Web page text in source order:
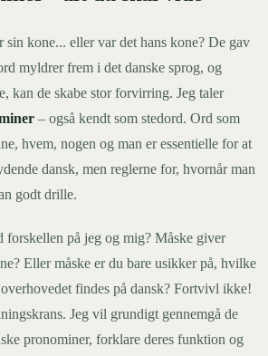
sin kone... eller var det hans kone? De gav
myldrer frem i det danske sprog, og
kan de skabe stor forvirring. Jeg taler
– også kendt som stedord. Ord som
hvem, nogen og man er essentielle for at
dansk, men reglerne for, hvornår man
godt drille.
forskellen på jeg og mig? Måske giver
Eller måske er du bare usikker på, hvilke
findes på dansk? Fortvivl ikke!
Jeg vil grundigt gennemgå de
pronominer, forklare deres funktion og